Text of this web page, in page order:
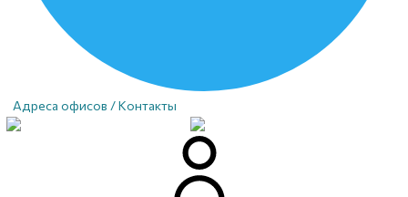
Адреса офисов / Контакты